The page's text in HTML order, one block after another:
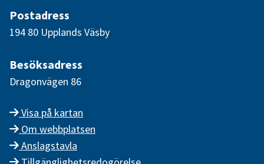
Postadress
194 80 Upplands Väsby
Besöksadress
Dragonvägen 86
Visa på kartan
Om webbplatsen
Anslagstavla